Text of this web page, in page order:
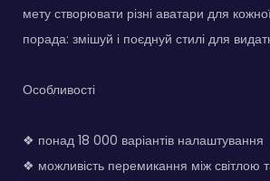
мету створювати різні аватари для
порада: змішуй і поєднуй стилі для
Особливості
❖ понад 18 000 варіантів налаштування
❖ можливість перемикання між світлою